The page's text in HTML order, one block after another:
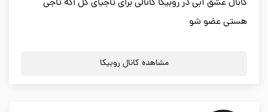
کانال عشق آبی در روبیکا کانالی برای تاجیای گل اگه تاجی
هستی عضو شو
مشاهده کانال روبیکا